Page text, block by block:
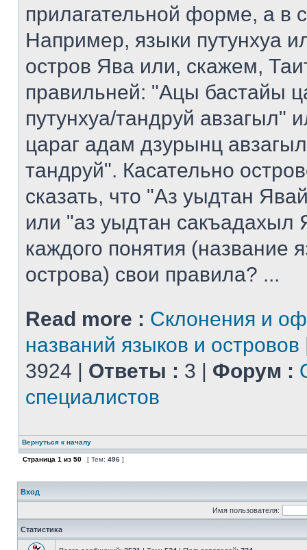
прилагательной форме, а в
Например, языки путунхуа
остров Ява или, скажем,
правильней: "Ацы бастайы
путунхуа/тандруй авзагыл"
цараг адам дзурынц
тандруй". Касательно
сказать, что "Аз уыдтан
или "аз уыдтан сакъадахыл
каждого понятия (название
острова) свои правила? ...
Read more : Склонения и
названий языков и островов
3924 | Ответы : 3 | Форум :
специалистов
Вернуться к началу
Страница 1 из 50 [ Тем: 496 ]
Вход
Имя пользователя:
Статистика